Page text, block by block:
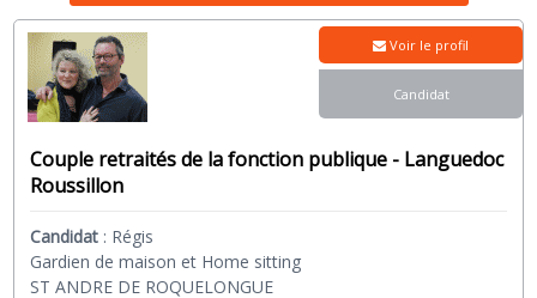
Couple retraités de la fonction publique - Languedoc
Roussillon
Candidat : Régis
Gardien de maison et Home sitting
ST ANDRE DE ROQUELONGUE
Voir le profil
Candidat